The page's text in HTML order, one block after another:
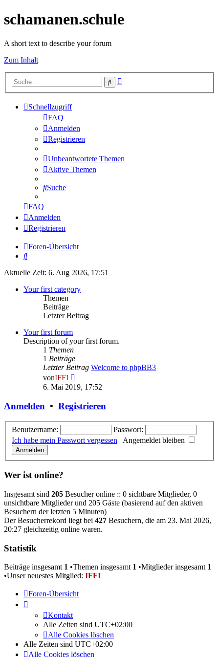
schamanen.schule
A short text to describe your forum
Zum Inhalt
Suche
Schnellzugriff
FAQ
Anmelden
Registrieren
Unbeantwortete Themen
Aktive Themen
Suche
FAQ
Anmelden
Registrieren
Foren-Übersicht
Suche
Aktuelle Zeit: 6. Aug 2026, 17:51
Your first category
Themen
Beiträge
Letzter Beitrag
Your first forum
Description of your first forum.
1 Themen
1 Beiträge
Letzter Beitrag Welcome to phpBB3
vonIFFI
Beitrag
6. Mai 2019, 17:52
Anmelden • Registrieren
Benutzername:
Passwort:
Ich habe mein Passwort vergessen | Angemeldet bleiben
Wer ist online?
Insgesamt sind 205 Besucher online :: 0 sichtbare Mitglieder, 0
unsichtbare Mitglieder und 205 Gäste (basierend auf den aktiven
Besuchern der letzten 5 Minuten)
Der Besucherrekord liegt bei 427 Besuchern, die am 23. Mai 2026,
20:27 gleichzeitig online waren.
Statistik
Beiträge insgesamt 1 •Themen insgesamt 1 •Mitglieder insgesamt 1
•Unser neuestes Mitglied: IFFI
Foren-Übersicht
Kontakt
Alle Zeiten sind UTC+02:00
Alle Cookies löschen
Alle Zeiten sind UTC+02:00
Alle Cookies löschen